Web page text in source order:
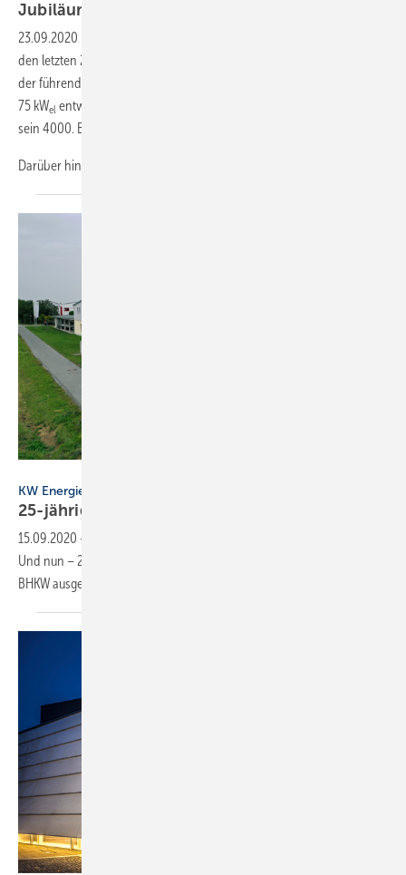
Jubiläum: 25-jährige
23.09.2020
den letzten 25 Jahren vom Ein-Mann-Garagenunternehmen zu einem
der führenden deutschen BHKW-Hersteller im Segment von 7,5 bis
75 kWel entwickelt. Im Jubiliäumsjahr 2020 wird das Unternehmen
sein 4000. ­BHKW ausliefern.
Darüber hinaus wurde
KW Energie
25-jähriges
15.09.2020 -
Und nun – 25 Jahre später - hat das Unternehmen das 4000ste
BHKWausgeliefert.